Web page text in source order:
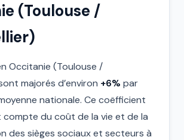
(Toulouse /
Occitanie (Toulouse /
majorés d’environ +6% par
nationale. Ce coëfficient
du coût de la vie et de la
des sièges sociaux et secteurs à